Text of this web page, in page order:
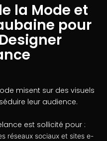
la Mode et
pour
misent sur des visuels
leur audience.
est sollicité pour :
réseaux sociaux et sites e-